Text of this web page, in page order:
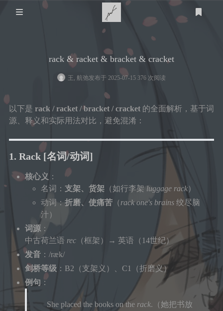
友链
计算机
STEAM
明日方舟
皇室战争
泰拉瑞亚
体育
篮球
足球
心理
时间规划
语言
生活
衣
食
住
区域旅行套装
经济管理
时光轴
小学
大学
艺术
美术
文学
音乐
留言板
说说
番剧
赞赏
登录
登录
rack & racket & bracket & cracket
王, 航弛发布于 2025-07-15 376 次阅读
以下是 rack / racket / bracket / cracket的全面解析，基于词
源、释义和实际用法对比，避免混淆：
1. Rack[名词/动词]
核心义 ：
名词： 支架、货架（如行李架 luggage rack）
动词： 折磨、使痛苦（rack one's brains绞尽脑
汁）
词源：
中古荷兰语 rec（框架）→ 英语（14世纪）
发音：/ræk/
剑桥等级：B2（支架义）、C1（折磨义）
例句 ：
She placed the books on the rack.（她把书放